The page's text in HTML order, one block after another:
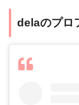
delaのプロ